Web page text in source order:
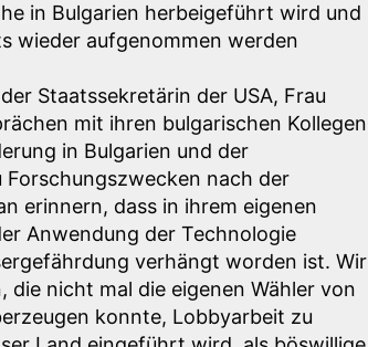
in Bulgarien herbeigeführt wird und
wieder aufgenommen werden
Staatssekretärin der USA, Frau
mit ihren bulgarischen Kollegen
in Bulgarien und der
nach der
erinnern, dass in ihrem eigenen
Anwendung der Technologie
verhängt worden ist. Wir
die nicht mal die eigenen Wähler von
konnte, Lobbyarbeit zu